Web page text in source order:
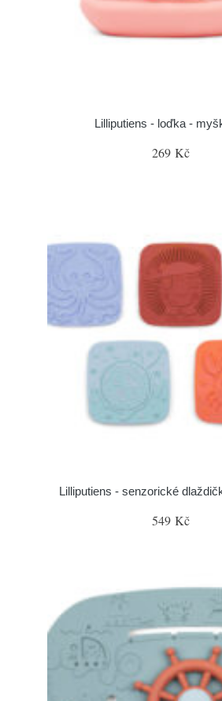
Lilliputiens - loďka -
269 Kč
Lilliputiens - senzorické
549 Kč